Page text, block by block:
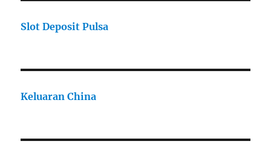
Slot Deposit Pulsa
Keluaran China